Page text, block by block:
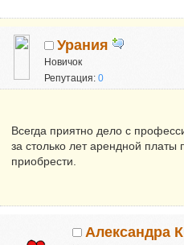
Урания
Новичок
Репутация: 0
Всегда приятно дело с
за столько лет арендной
приобрести.
Александра